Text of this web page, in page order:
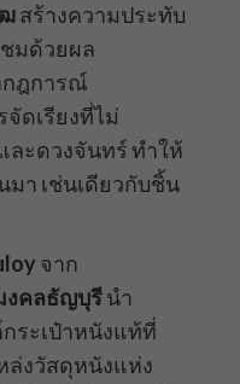
สร้างความประทับ
มด้วยผล
กฎการณ์
ดเรียงที่ไม่
ะดวงจันทร์ ทำให้
า เช่นเดียวกับชิ้น
จาก
งคลธัญบุรีนำ
ระเป๋าหนังแท้ที่
ล่งวัสดุหนังแห่ง